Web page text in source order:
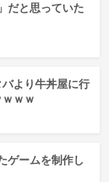
だと思っていた
より牛丼屋に行
ｗｗ
ゲームを制作し